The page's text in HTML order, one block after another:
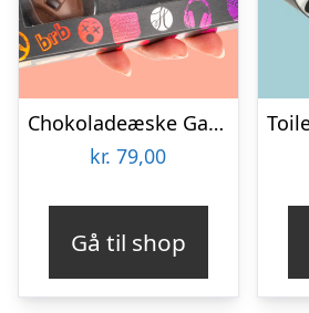
Chokoladeæske Gaming
kr. 79,00
Gå til shop